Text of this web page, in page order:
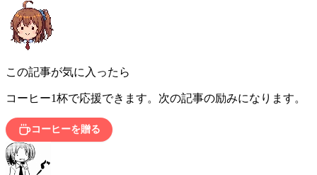
この記事が気に入ったら
コーヒー1杯で応援できます。次の記事の励みになります。
コーヒーを贈る